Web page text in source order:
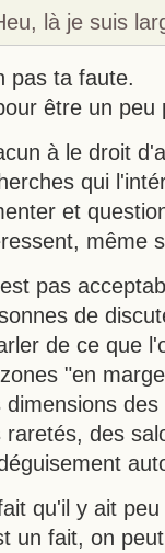
là je suis
pas ta faute.
être un
à le droit
qui
et
même
pas
de
de ce que
"en
dimensions
raretés, des
qu'il y ait
un fait, on